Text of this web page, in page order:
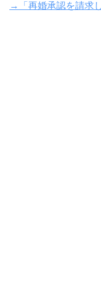
→「再婚承認を請求